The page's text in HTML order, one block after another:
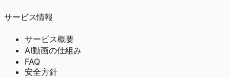
サービス情報
サービス概要
AI動画の仕組み
FAQ
安全方針